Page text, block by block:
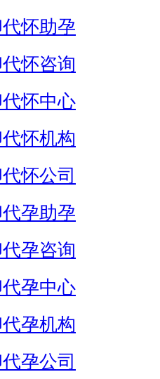
怀助孕
怀咨询
怀中心
怀机构
怀公司
孕助孕
孕咨询
孕中心
孕机构
孕公司